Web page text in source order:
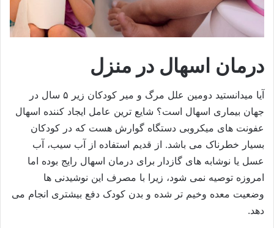
درمان اسهال در منزل
آیا میدانستید دومین علل مرگ و میر کودکان زیر ۵ سال در
جهان بیماری اسهال است؟ شایع ترین عامل ایجاد کننده اسهال
عفونت های میکروبی دستگاه گوارش هست که در کودکان
بسیار خطرناک می باشد. از قدیم استفاده از آب سیب، آب
عسل یا نوشابه های گازدار برای درمان اسهال رایج بوده اما
امروزه توصیه نمی شود، زیرا با مصرف این نوشیدنی ها
وضعیت معده وخیم تر شده و بدن کودک دفع بیشتری انجام می
دهد.